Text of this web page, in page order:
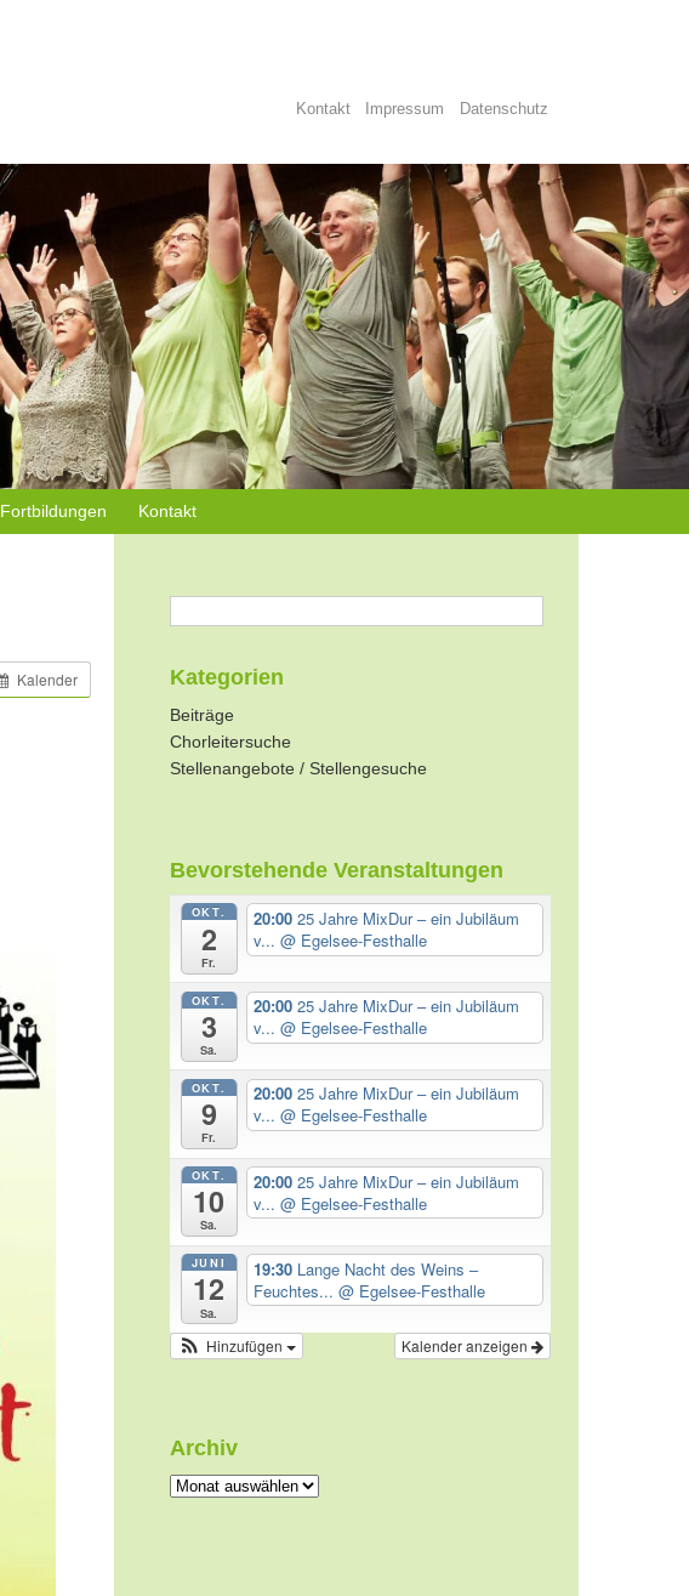
Kontakt Impressum Datenschutz
Fortbildungen Kontakt
Kalender Kategorien
Beiträge
Chorleitersuche
Stellenangebote / Stellengesuche
Bevorstehende Veranstaltungen
OKT.
2
Fr.
20:00 25 Jahre MixDur – ein Jubiläum
v... @ Egelsee-Festhalle
OKT.
3
Sa.
20:00 25 Jahre MixDur – ein Jubiläum
v... @ Egelsee-Festhalle
OKT.
9
Fr.
20:00 25 Jahre MixDur – ein Jubiläum
v... @ Egelsee-Festhalle
OKT.
10
Sa.
20:00 25 Jahre MixDur – ein Jubiläum
v... @ Egelsee-Festhalle
JUNI
12
Sa.
19:30 Lange Nacht des Weins –
Feuchtes... @ Egelsee-Festhalle
Kalender anzeigen
Hinzufügen
Archiv
Archiv